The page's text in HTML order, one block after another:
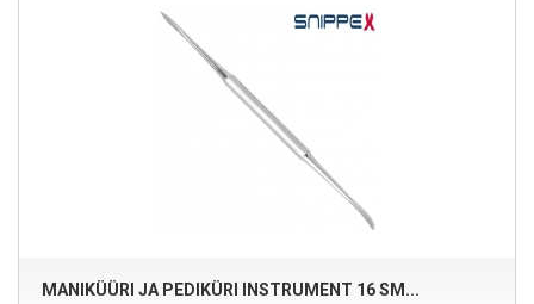
MANIKÜÜRI JA PEDIKÜRI INSTRUMENT 16 SM...